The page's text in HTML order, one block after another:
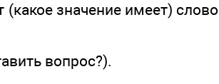
значение имеет) слово
вопрос?).